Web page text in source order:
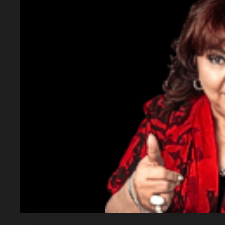
El domingo, dos helicópteros chocaron en
muerte de varias personas, incluido Gaspi.
Ricardo Prim ha compartido emotivas
Facebook, recordando a su hijo con amor
¿Qué mensaje compartió Ricardo?
Ricardo publicó una imagen de Gaspi con
¿Cuál es el sentimiento que se refleja en
Las publicaciones de Ricardo reflejan un
hacia su hijo, así como la tristeza por su